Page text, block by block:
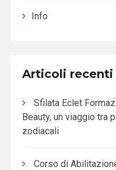
Info
Articoli recenti
Sfilata Eclet
Beauty, un viaggio tra
zodiacali
Corso di